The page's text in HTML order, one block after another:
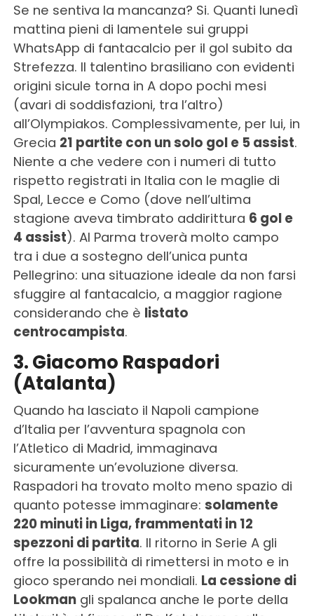
Se ne sentiva la mancanza? Si. Quanti lunedì
mattina pieni di lamentele sui gruppi
WhatsApp di fantacalcio per il gol subito da
Strefezza. Il talentino brasiliano con evidenti
origini sicule torna in A dopo pochi mesi
(avari di soddisfazioni, tra l’altro)
all’Olympiakos. Complessivamente, per lui, in
Grecia 21 partite con un solo gol e 5 assist.
Niente a che vedere con i numeri di tutto
rispetto registrati in Italia con le maglie di
Spal, Lecce e Como (dove nell’ultima
stagione aveva timbrato addirittura 6 gol e
4 assist). Al Parma troverà molto campo
tra i due a sostegno dell’unica punta
Pellegrino: una situazione ideale da non farsi
sfuggire al fantacalcio, a maggior ragione
considerando che è listato
centrocampista.
3. Giacomo Raspadori
(Atalanta)
Quando ha lasciato il Napoli campione
d’Italia per l’avventura spagnola con
l’Atletico di Madrid, immaginava
sicuramente un’evoluzione diversa.
Raspadori ha trovato molto meno spazio di
quanto potesse immaginare: solamente
220 minuti in Liga, frammentati in 12
spezzoni di partita. Il ritorno in Serie A gli
offre la possibilità di rimettersi in moto e in
gioco sperando nei mondiali. La cessione di
Lookmangli spalanca anche le porte della